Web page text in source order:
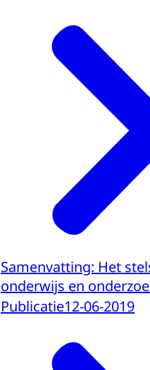
Samenvatting: Het
onderwijs en
Publicatie12-06-2019